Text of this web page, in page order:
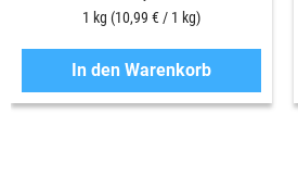
1 kg (10,99 € / 1 kg)
In den Warenkorb